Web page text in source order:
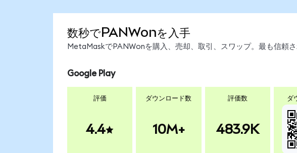
数秒でPANWonを入手
MetaMaskでPANWonを購入、売却、取引、スワップ。最も信頼さ
Google Play
評価
4.4
ダウンロード数
10M+
評価数
483.9K
ダ